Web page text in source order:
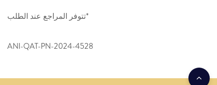
*تتوفر المراجع عند الطلب
ANI-QAT-PN-2024-4528